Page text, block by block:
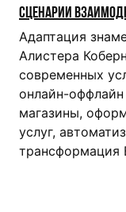
Сценарии
Адаптация
Алистера
современных
онлайн-
магазины,
услуг,
трансформация